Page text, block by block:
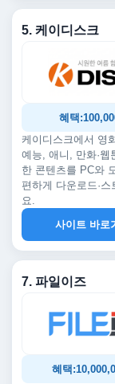
5. 케이디스크
혜택
케이디스크에서 영
예능, 애니, 만화·웹
한 콘텐츠를 PC와
편하게 다운로드·스
요.
사이트 바로
7. 파일이즈
혜택